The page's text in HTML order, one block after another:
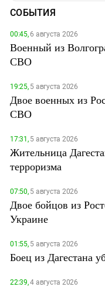
СОБЫТИЯ
00:45,6 августа 2026
Военный из
СВО
19:25,5 августа 2026
Двое военных из
СВО
17:31,5 августа 2026
Жительница
терроризма
07:50,5 августа 2026
Двое бойцов из
Украине
01:55,5 августа 2026
Боец из Дагестана
22:39,4 августа 2026